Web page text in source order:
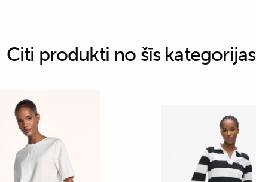
Citi produkti no šīs kategorijas